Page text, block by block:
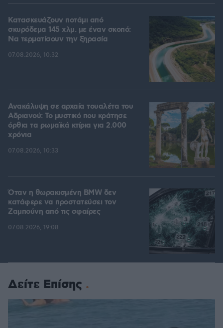
Κατασκευάζουν ποτάμι από
σκυρόδεμα 145 χλμ. με έναν σκοπό:
Να τερματίσουν την ξηρασία
07.08.2026, 10:32
Ανακάλυψη σε αρχαία τουαλέτα του
Αδριανού: Το μυστικό που κράτησε
όρθια τα ρωμαϊκά κτίρια για 2.000
χρόνια
07.08.2026, 10:33
Όταν η θωρακισμένη BMW δεν
κατάφερε να προστατεύσει τον
Ζαμπούνη από τις σφαίρες
07.08.2026, 19:08
Δείτε Επίσης